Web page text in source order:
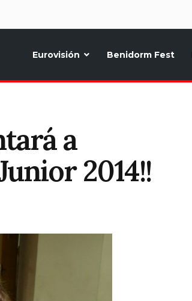
Eurovisión Benidorm Fest
a
2014!!